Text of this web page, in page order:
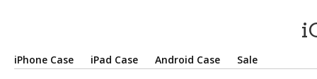
iPhone Case iPad Case Android Case Sale